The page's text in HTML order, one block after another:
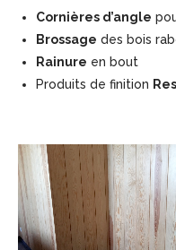
Cornières d’angle
Brossage des bois
Rainure en bout
Produits de finition